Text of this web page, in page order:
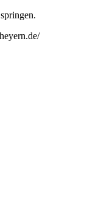
springen.